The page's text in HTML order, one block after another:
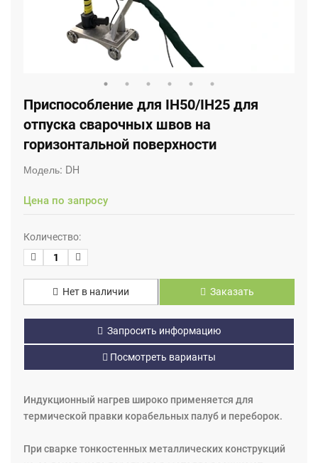
Приспособление для IH50/IH25 для
отпуска сварочных швов на
горизонтальной поверхности
Модель: DH
Цена по запросу
Количество:
Нет в наличии Заказать
Запросить информацию
Посмотреть варианты
Индукционный нагрев широко применяется для
термической правки корабельных палуб и переборок.
При сварке тонкостенных металлических конструкций